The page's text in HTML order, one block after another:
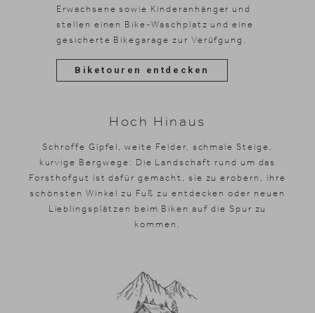
Erwachsene sowie Kinderanhänger und
stellen einen Bike-Waschplatz und eine
gesicherte Bikegarage zur Verüfgung.
Biketouren entdecken
Hoch Hinaus
Schroffe Gipfel, weite Felder, schmale Steige,
kurvige Bergwege: Die Landschaft rund um das
Forsthofgut ist dafür gemacht, sie zu erobern, ihre
schönsten Winkel zu Fuß zu entdecken oder neuen
Lieblingsplätzen beim Biken auf die Spur zu
kommen.